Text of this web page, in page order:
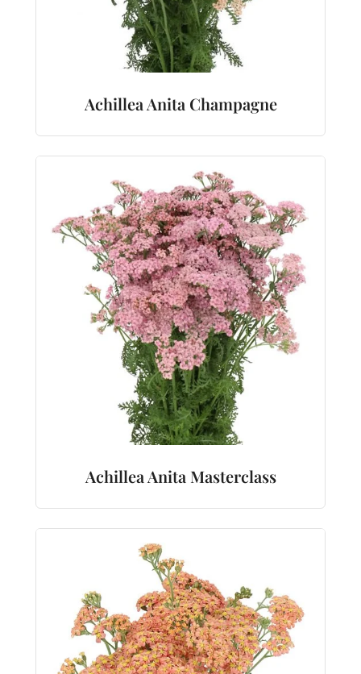
Achillea Anita Champagne
Achillea Anita Masterclass